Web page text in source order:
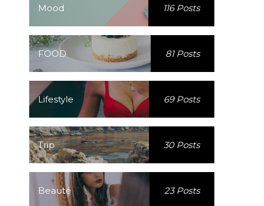
Mood 116 Posts
FOOD 81 Posts
Lifestyle 69 Posts
Trip 30 Posts
Beauté 23 Posts